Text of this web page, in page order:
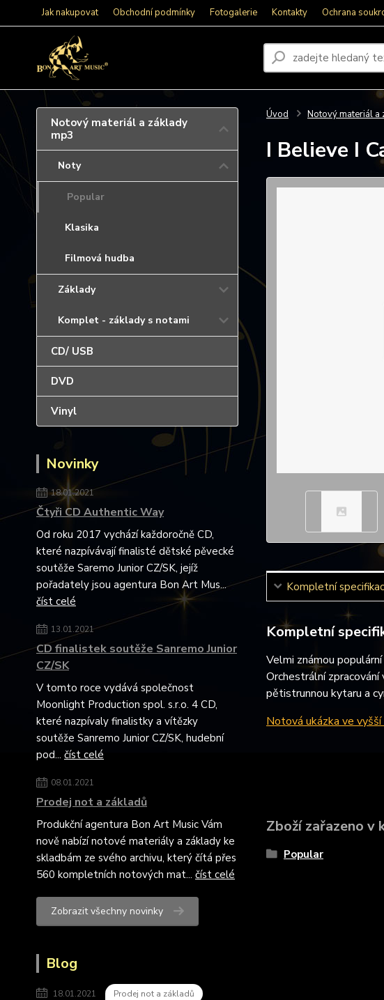
Jak nakupovat Obchodní podmínky Fotogalerie Kontakty Ochrana
Notový materiál a základy
mp3
Noty
Popular
Klasika
Filmová hudba
Základy
Komplet - základy s notami
CD/ USB
DVD
Vinyl
Novinky
18.01.2021
Čtyři CD Authentic Way
Od roku 2017 vychází každoročně CD,
které nazpívávají finalisté dětské pěvecké
soutěže Saremo Junior CZ/SK, jejíž
pořadately jsou agentura Bon Art Mus...
číst celé
13.01.2021
CD finalistek soutěže Sanremo Junior
CZ/SK
V tomto roce vydává společnost
Moonlight Production spol. s.r.o. 4 CD,
které nazpívaly finalistky a vítězky
soutěže Sanremo Junior CZ/SK, hudební
pod... číst celé
08.01.2021
Prodej not a základů
Produkční agentura Bon Art Music Vám
nově nabízí notové materiály a základy ke
skladbám ze svého archivu, který čítá přes
560 kompletních notových mat... číst celé
Zobrazit všechny novinky
Blog
18.01.2021 Prodej not a základů
Úvod Notový materiál a
I Believe I
Kompletní
Kompletní
Velmi známou
Orchestrální
pětistrunnou kytaru a
Notová ukázka ve
Zboží zařazeno v
Popular